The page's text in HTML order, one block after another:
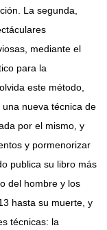
La segunda,
mediante el
para la
este método,
nueva técnica de
por el mismo, y
y pormenorizar
publica su libro más
del hombre y los
hasta su muerte, y
técnicas: la